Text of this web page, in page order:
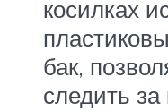
косилках
бак,
следить